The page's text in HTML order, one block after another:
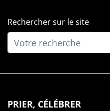
Rechercher sur le site
PRIER, CÉLÉBRER